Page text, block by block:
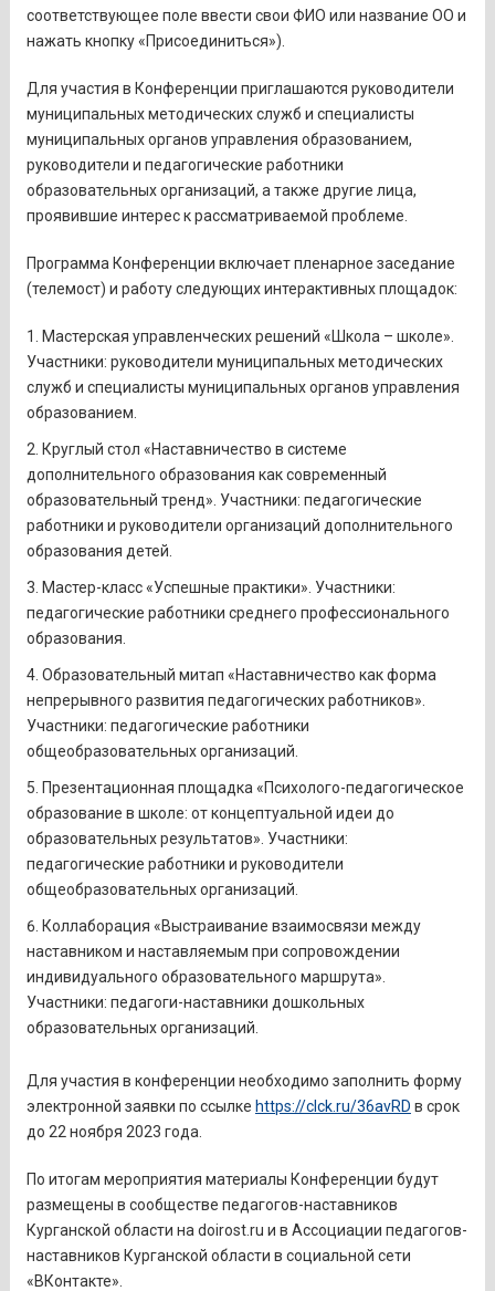
соответствующее поле ввести свои ФИО или название ОО и
нажать кнопку «Присоединиться»).
Для участия в Конференции приглашаются руководители
муниципальных методических служб и специалисты
муниципальных органов управления образованием,
руководители и педагогические работники
образовательных организаций, а также другие лица,
проявившие интерес к рассматриваемой проблеме.
Программа Конференции включает пленарное заседание
(телемост) и работу следующих интерактивных площадок:
Мастерская управленческих решений «Школа – школе».
Участники: руководители муниципальных методических
служб и специалисты муниципальных органов управления
образованием.
Круглый стол «Наставничество в системе
дополнительного образования как современный
образовательный тренд». Участники: педагогические
работники и руководители организаций дополнительного
образования детей.
Мастер-класс «Успешные практики». Участники:
педагогические работники среднего профессионального
образования.
Образовательный митап «Наставничество как форма
непрерывного развития педагогических работников».
Участники: педагогические работники
общеобразовательных организаций.
Презентационная площадка «Психолого-педагогическое
образование в школе: от концептуальной идеи до
образовательных результатов». Участники:
педагогические работники и руководители
общеобразовательных организаций.
Коллаборация «Выстраивание взаимосвязи между
наставником и наставляемым при сопровождении
индивидуального образовательного маршрута».
Участники: педагоги-наставники дошкольных
образовательных организаций.
Для участия в конференции необходимо заполнить форму
электронной заявки по ссылке https://clck.ru/36avRD в срок
до 22 ноября 2023 года.
По итогам мероприятия материалы Конференции будут
размещены в сообществе педагогов-наставников
Курганской области на doirost.ru и в Ассоциации педагогов-
наставников Курганской области в социальной сети
«ВКонтакте».